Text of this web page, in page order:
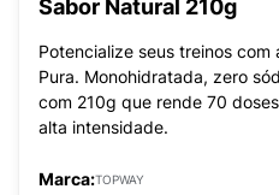
Sabor Natural 210g
Potencialize seus treinos com
Pura. Monohidratada, zero
com 210g que rende 70
alta intensidade.
Marca:TOPWAY